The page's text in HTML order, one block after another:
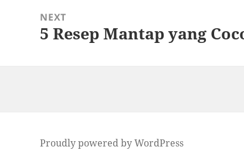
NEXT
Next
5 Resep Mantap yang
Proudly powered by WordPress